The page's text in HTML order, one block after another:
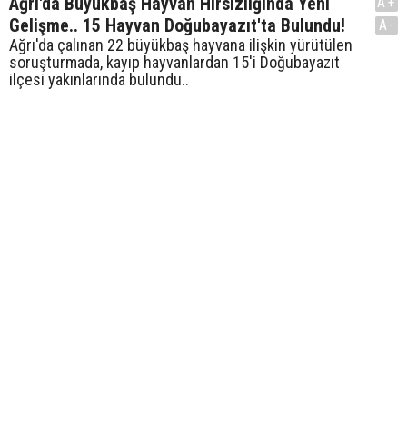
Gelişme.. 15 Hayvan Doğubayazıt'ta Bulundu!
Ağrı'da çalınan 22 büyükbaş hayvana ilişkin yürütülen
soruşturmada, kayıp hayvanlardan 15'i Doğubayazıt
ilçesi yakınlarında bulundu..
A-